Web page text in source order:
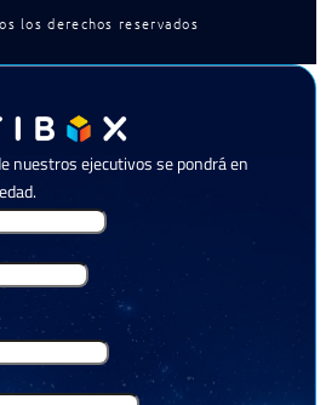
los derechos reservados
nuestros ejecutivos se pondrá en